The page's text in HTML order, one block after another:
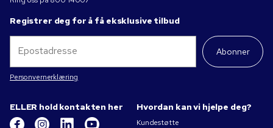
Registrer deg for å få eksklusive tilbud
Abonner
Personvernerklæring
ELLER hold kontakten her Hvordan kan vi hjelpe deg?
Kundestøtte